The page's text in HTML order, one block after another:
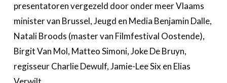
presentatoren vergezeld door onder meer Vlaams
minister van Brussel, Jeugd en Media Benjamin Dalle,
Natali Broods (master van Filmfestival Oostende),
Birgit Van Mol, Matteo Simoni, Joke De Bruyn,
regisseur Charlie Dewulf, Jamie-Lee Six en Elias